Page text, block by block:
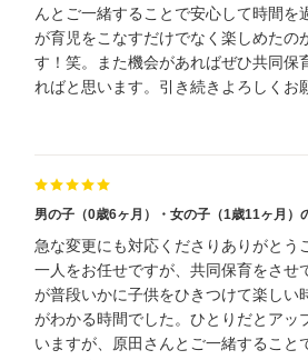
んとご一緒することで安心して時間を
が育児をこなすだけでなく楽しめたの
す！笑。また機会があればぜひ共同保
ればと思います。引き続きよろしくお
男の子（0歳6ヶ月）・女の子（1歳11ヶ月）
急な変更にも対応くださりありがとう
一人をお任せですが、共同保育をさせ
が普段いかに子供をひきつけて楽しい
がわかる時間でした。ひとりだとアッ
いますが、原田さんとご一緒すること